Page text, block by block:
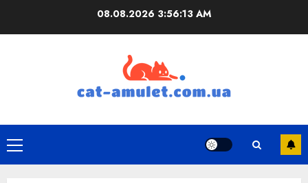
08.08.2026 3:56:14 AM
Основное
меню